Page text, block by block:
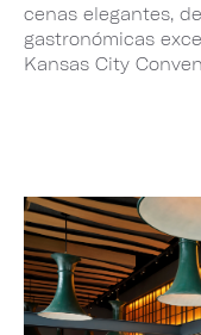
cenas elegantes,
gastronómicas
Kansas City